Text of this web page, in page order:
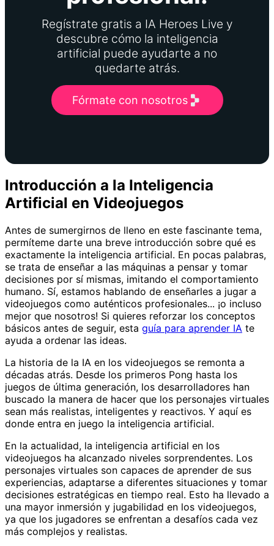
Regístrate gratis a IA Heroes Live y
descubre cómo la inteligencia
artificial puede ayudarte a no
quedarte atrás.
Fórmate con nosotros
Introducción a la Inteligencia
Artificial en Videojuegos
Antes de sumergirnos de lleno en este fascinante tema,
permíteme darte una breve introducción sobre qué es
exactamente la inteligencia artificial. En pocas palabras,
se trata de enseñar a las máquinas a pensar y tomar
decisiones por sí mismas, imitando el comportamiento
humano. Sí, estamos hablando de enseñarles a jugar a
videojuegos como auténticos profesionales... ¡o incluso
mejor que nosotros! Si quieres reforzar los conceptos
básicos antes de seguir, esta guía para aprender IA te
ayuda a ordenar las ideas.
La historia de la IA en los videojuegos se remonta a
décadas atrás. Desde los primeros Pong hasta los
juegos de última generación, los desarrolladores han
buscado la manera de hacer que los personajes virtuales
sean más realistas, inteligentes y reactivos. Y aquí es
donde entra en juego la inteligencia artificial.
En la actualidad, la inteligencia artificial en los
videojuegos ha alcanzado niveles sorprendentes. Los
personajes virtuales son capaces de aprender de sus
experiencias, adaptarse a diferentes situaciones y tomar
decisiones estratégicas en tiempo real. Esto ha llevado a
una mayor inmersión y jugabilidad en los videojuegos,
ya que los jugadores se enfrentan a desafíos cada vez
más complejos y realistas.